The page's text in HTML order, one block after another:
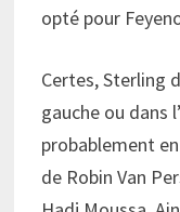
opté pour
Certes, Sterling
gauche ou dans
probablement
de Robin Van